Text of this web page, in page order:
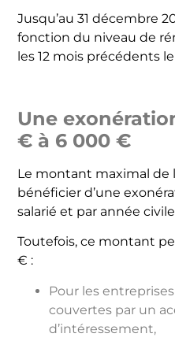
Jusqu’au 31 décembre
fonction du niveau de
les 12 mois précédents
Une
€ à 6 000 €
Le montant maximal de
bénéficier d’une
salarié et par année
Toutefois, ce montant
€ :
Pour les
couvertes par un
d’intéressement,